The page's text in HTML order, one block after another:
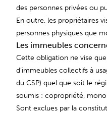
des personnes privées ou
En outre, les propriétaires
personnes physiques que
Les immeubles
Cette obligation ne vise
d’immeubles collectifs à
du CSP) quel que soit le
soumis : copropriété,
Sont exclues par la